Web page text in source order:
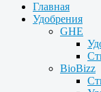
Главная
Удобрения
GHE
BioBizz